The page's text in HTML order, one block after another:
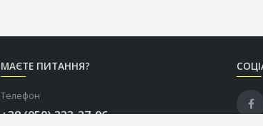
МАЄТЕ ПИТАННЯ?
Телефон
+38 (050) 333-37-96